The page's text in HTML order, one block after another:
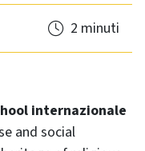
2 minuti
internazionale
and social